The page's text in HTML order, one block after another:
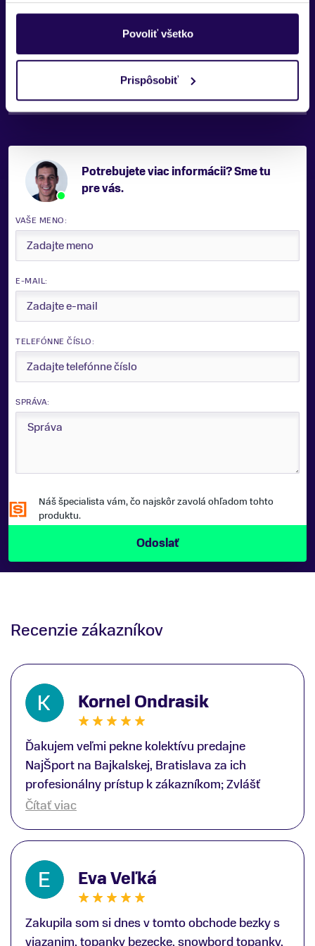
Povoliť všetko
PrispôsobiťVýška jazdca
14"
od 95 cm 3-4
Potrebujete viac informácii? Sme tu
pre vás.
VAŠE MENO:
E-MAIL:
TELEFÓNNE ČÍSLO:
SPRÁVA:
Náš špecialista vám, čo najskôr zavolá ohľadom tohto
produktu.
Recenzie zákazníkov
Kornel Ondrasik
Ďakujem veľmi pekne kolektívu predajne
NajŠport na Bajkalskej, Bratislava za ich
profesionálny prístup k zákazníkom; Zvlášť
ďakujem špecialistovi Martinovi Gunišovi za
lyžiarskej obuvi, ako aj prilby.. všetko značka
Atomic; Pán Martin Guniš mi svojou
odbornosťou otvoril nové obzory a dozvedel
som sa, vďaka jeho profesionálnemu prístupu k
zákazníkovi, up-to-date informácie o nových
trendoch v lyžiarských technológiách; Z
Čítať viac
Eva Veľká
Zakupila som si dnes v tomto obchode bezky s
viazanim, topanky bezecke, snowbord topanky,